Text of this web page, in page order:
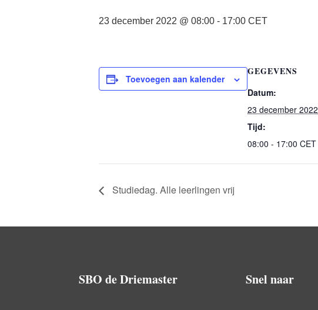
23 december 2022 @ 08:00 - 17:00 CET
Toevoegen aan kalender
GEGEVENS
Datum:
23 december 2022
Tijd:
08:00 - 17:00 CET
Studiedag. Alle leerlingen vrij
SBO de Driemaster Snel naar